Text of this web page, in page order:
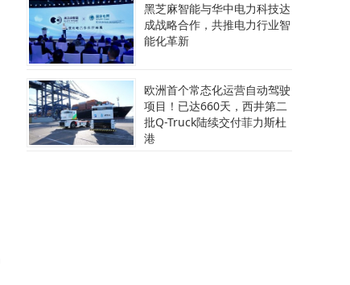
黑芝麻智能与华中电力科技达
成战略合作，共推电力行业智
能化革新
欧洲首个常态化运营自动驾驶
项目！已达660天，西井第二
批Q-Truck陆续交付菲力斯杜
港